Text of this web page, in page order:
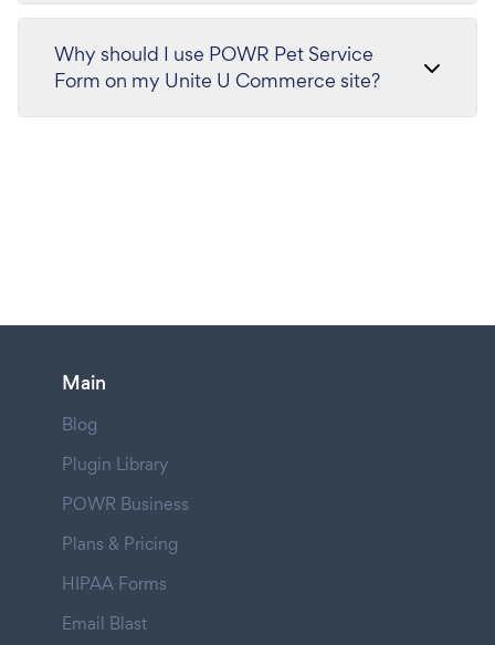
Why should I use POWR Pet Service
Form on my Unite U Commerce site?
Main
Blog
Plugin Library
POWR Business
Plans & Pricing
HIPAA Forms
Email Blast